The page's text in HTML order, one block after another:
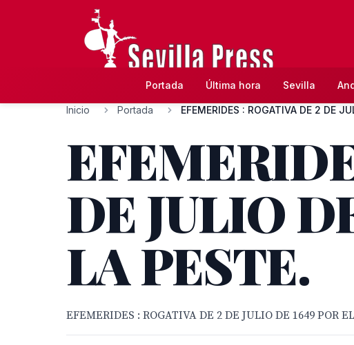
Portada Última hora Sevilla
Inicio Portada
DE JULIO
LA PESTE.
EFEMERIDES : ROGATIVA DE 2 DE JULIO DE 1649 POR